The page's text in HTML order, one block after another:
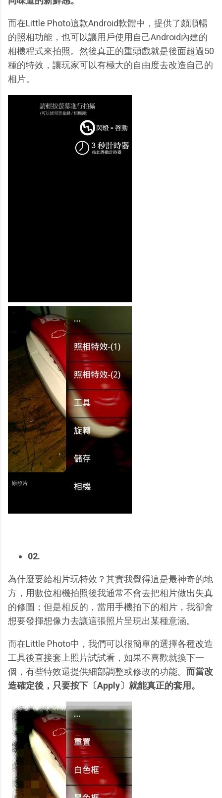
而在Little Photo這款Android軟體中，提供了頗順暢
的照相功能，也可以讓用戶使用自己Android內建的
相機程式來拍照。然後真正的重頭戲就是後面超過50
種的特效，讓玩家可以有極大的自由度去改造自己的
相片。
02.
為什麼要給相片玩特效？其實我覺得這是最神奇的地
方，用數位相機拍照後我通常不會去把相片做出失真
的修圖；但是相反的，當用手機拍下的相片，我卻會
想要發揮想像力去讓這張照片呈現出某種意涵。
而在Little Photo中，我們可以很簡單的選擇各種改造
工具後直接套上照片試試看，如果不喜歡就換下一
個，有些特效還提供細部調整或修改的功能。 而當改
造確定後，只要按下〔Apply〕就能真正的套用。